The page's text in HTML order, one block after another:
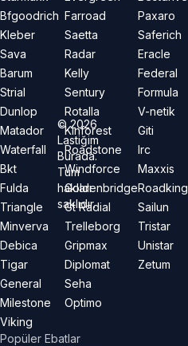
Bfgoodrich
Kleber
Sava
Barum
Strial
Dunlop
Matador
Waterfall
Bkt
Fulda
Triangle
Minverva
Debica
Tigar
General
Milestone
Viking
Farroad
Saetta
Radar
Kelly
Sentury
Rotalla
Kinforest
Roadstone
Windforce
Goldenbridge
Gt Radial
Trelleborg
Gripmax
Diplomat
Seha
Optimo
Paxaro
Saferich
Eracle
Federal
Formula
V-netik
Giti
Irc
Maxxis
Roadking
Sailun
Tristar
Unistar
Zetum
Popüler Ebatlar
©2026
Lastiğim
Burada.
Tüm
hakları
saklıdır.